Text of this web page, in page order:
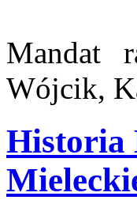
Mandat
Wójcik,
Historia